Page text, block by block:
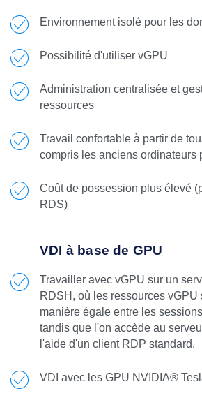
Environnement isolé pour les
Possibilité d'utiliser vGPU
Administration centralisée et
ressources
Travail confortable à partir de
compris les anciens ordinateurs
Coût de possession plus élevé
RDS)
VDI à base de GPU
Travailler avec vGPU sur un
RDSH, où les ressources vGPU
manière égale entre les
tandis que l'on accède au
l'aide d'un client RDP standard.
VDI avec les GPU NVIDIA®